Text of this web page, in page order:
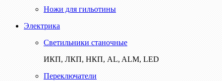
Ножи для гильотины
Электрика
Светильники станочные
ИКП, ЛКП, НКП, AL, ALM, LED
Переключатели